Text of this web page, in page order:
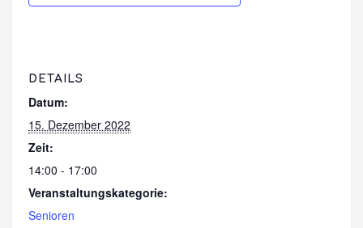
DETAILS
Datum:
15. Dezember 2022
Zeit:
14:00 - 17:00
Veranstaltungskategorie:
Senioren